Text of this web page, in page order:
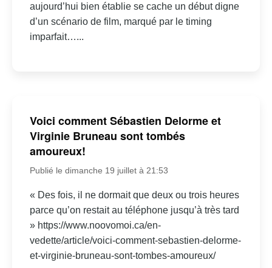
aujourd’hui bien établie se cache un début digne
d’un scénario de film, marqué par le timing
imparfait…...
Voici comment Sébastien Delorme et
Virginie Bruneau sont tombés
amoureux!
Publié le dimanche 19 juillet à 21:53
« Des fois, il ne dormait que deux ou trois heures
parce qu’on restait au téléphone jusqu’à très tard
» https://www.noovomoi.ca/en-
vedette/article/voici-comment-sebastien-delorme-
et-virginie-bruneau-sont-tombes-amoureux/